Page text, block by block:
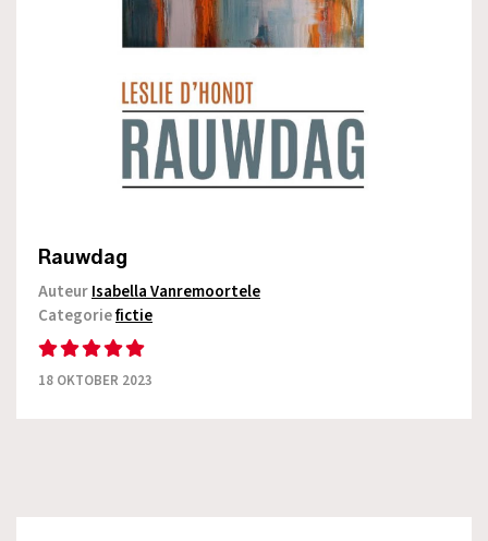
Rauwdag
AuteurIsabella Vanremoortele
Categoriefictie
18 OKTOBER 2023